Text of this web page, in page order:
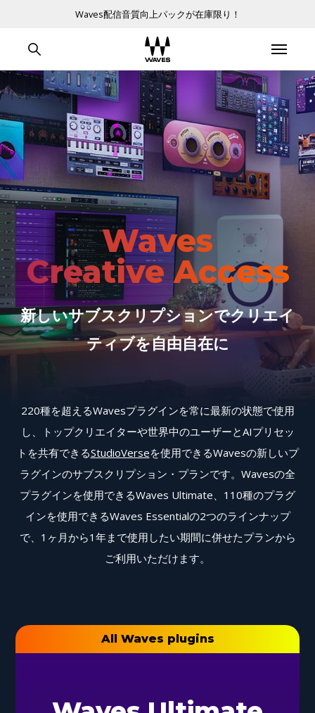
Waves配信音質向上パックが在庫限り！
Waves
Creative Access
新しいサブスクリプションでクリエイ
ティブを自由自在に
220種を超えるWavesプラグインを常に最新の状態で使用
し、トップクリエイターや世界中のユーザーとAIプリセッ
トを共有できるStudioVerseを使用できるWavesの新しいプ
ラグインのサブスクリプション・プランです。Wavesの全
プラグインを使用できるWaves Ultimate、110種のプラグ
インを使用できるWaves Essentialの2つのラインナップ
で、1ヶ月から1年まで使用したい期間に併せたプランから
ご利用いただけます。
All Waves plugins